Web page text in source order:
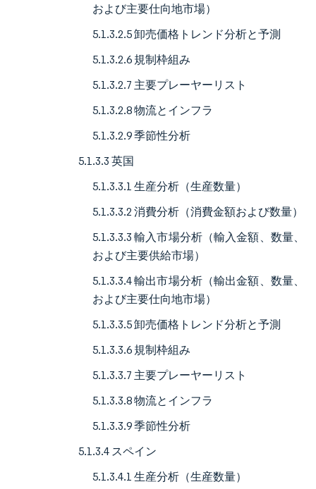
および主要仕向地市場）
5.1.3.2.5 卸売価格トレンド分析と予測
5.1.3.2.6 規制枠組み
5.1.3.2.7 主要プレーヤーリスト
5.1.3.2.8 物流とインフラ
5.1.3.2.9 季節性分析
5.1.3.3 英国
5.1.3.3.1 生産分析（生産数量）
5.1.3.3.2 消費分析（消費金額および数量）
5.1.3.3.3 輸入市場分析（輸入金額、数量、
および主要供給市場）
5.1.3.3.4 輸出市場分析（輸出金額、数量、
および主要仕向地市場）
5.1.3.3.5 卸売価格トレンド分析と予測
5.1.3.3.6 規制枠組み
5.1.3.3.7 主要プレーヤーリスト
5.1.3.3.8 物流とインフラ
5.1.3.3.9 季節性分析
5.1.3.4 スペイン
5.1.3.4.1 生産分析（生産数量）